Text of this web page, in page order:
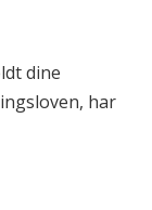
dine
har